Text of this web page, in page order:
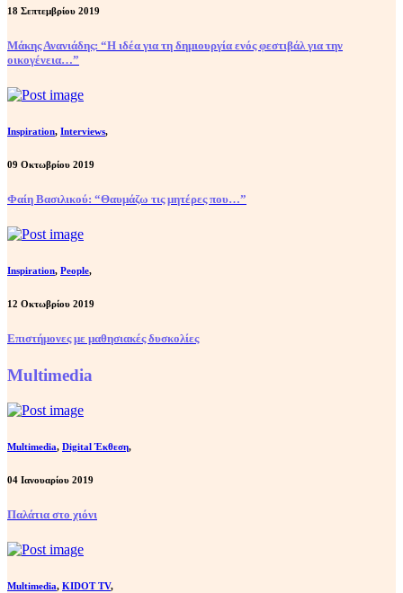
18 Σεπτεμβρίου 2019
Μάκης Ανανιάδης: “Η ιδέα για τη δημιουργία ενός φεστιβάλ για την
οικογένεια…”
Inspiration, Interviews,
09 Οκτωβρίου 2019
Φαίη Βασιλικού: “Θαυμάζω τις μητέρες που…”
Inspiration, People,
12 Οκτωβρίου 2019
Επιστήμονες με μαθησιακές δυσκολίες
Multimedia
Multimedia, Digital Έκθεση,
04 Ιανουαρίου 2019
Παλάτια στο χιόνι
Multimedia, KIDOT TV,